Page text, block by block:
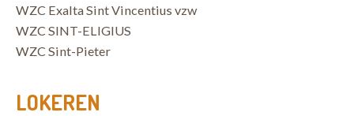
WZC Exalta Sint Vincentius vzw
WZC SINT-ELIGIUS
WZC Sint-Pieter
LOKEREN